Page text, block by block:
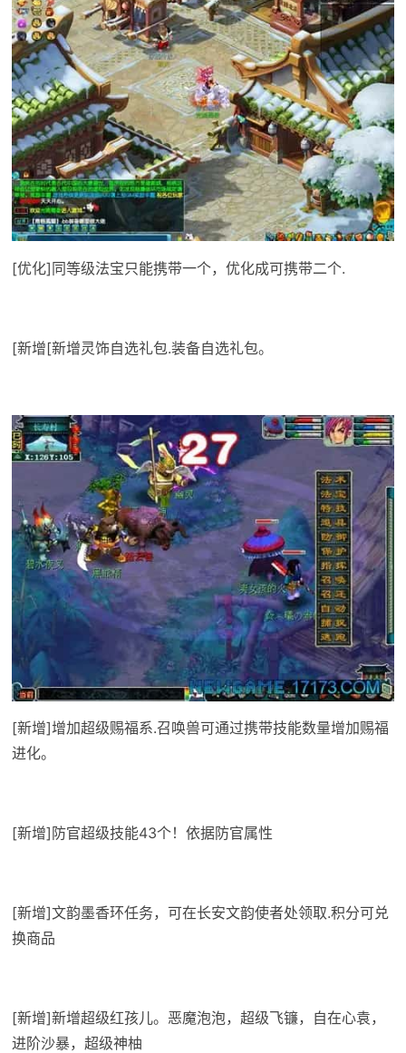
[优化]同等级法宝只能携带一个，优化成可携带二个.
[新增[新增灵饰自选礼包.装备自选礼包。
[新增]增加超级赐福系.召唤兽可通过携带技能数量增加赐福
进化。
[新增]防官超级技能43个！依据防官属性
[新增]文韵墨香环任务，可在长安文韵使者处领取.积分可兑
换商品
[新增]新增超级红孩儿。恶魔泡泡，超级飞镰，自在心袁，
进阶沙暴，超级神柚